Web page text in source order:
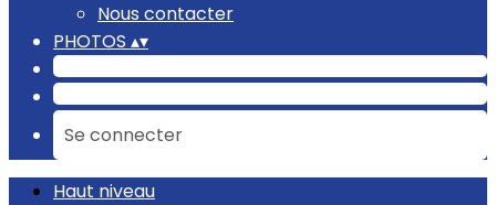
Nous contacter
PHOTOS ▴▾
Se connecter
Haut niveau